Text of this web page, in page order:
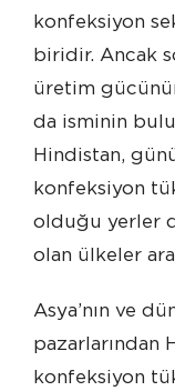
konfeksiyon
biridir. Ancak
üretim
da isminin
Hindistan,
konfeksiyon
olduğu yerler
olan ülkeler
Asya’nın ve
pazarlarından
konfeksiyon